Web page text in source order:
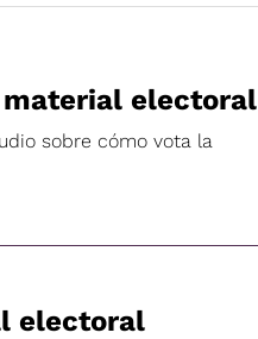
electoral
sobre cómo vota la
electoral